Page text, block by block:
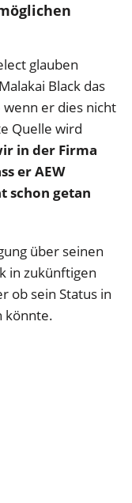
glauben
Black das
er dies nicht
Quelle wird
in der Firma
er AEW
schon getan
über seinen
in zukünftigen
ob sein Status in
könnte.